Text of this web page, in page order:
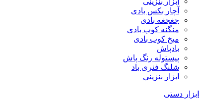
آچار بکس بادی
جغجغه بادی
منگنه کوب بادی
میخ کوب بادی
بادپاش
پیستوله رنگ پاش
شلنگ فنری باد
ابزار بنزینی
ابزار دستی